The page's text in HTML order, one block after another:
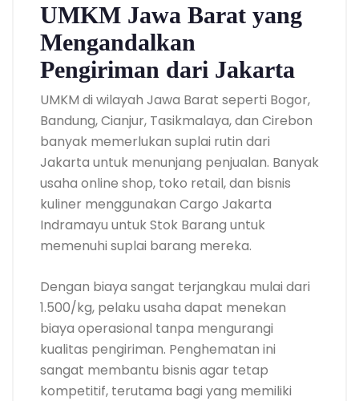
UMKM Jawa Barat yang
Mengandalkan
Pengiriman dari Jakarta
UMKM di wilayah Jawa Barat seperti Bogor,
Bandung, Cianjur, Tasikmalaya, dan Cirebon
banyak memerlukan suplai rutin dari
Jakarta untuk menunjang penjualan. Banyak
usaha online shop, toko retail, dan bisnis
kuliner menggunakan Cargo Jakarta
Indramayu untuk Stok Barang untuk
memenuhi suplai barang mereka.
Dengan biaya sangat terjangkau mulai dari
1.500/kg, pelaku usaha dapat menekan
biaya operasional tanpa mengurangi
kualitas pengiriman. Penghematan ini
sangat membantu bisnis agar tetap
kompetitif, terutama bagi yang memiliki